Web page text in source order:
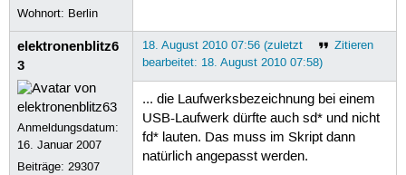
Wohnort: Berlin
elektronenblitz6
3
Anmeldungsdatum:
16. Januar 2007
Beiträge:29307
Zitieren
18. August 2010 07:56 (zuletzt
bearbeitet: 18. August 2010 07:58)
... die Laufwerksbezeichnung bei einem
USB-Laufwerk dürfte auch sd* und nicht
fd* lauten. Das muss im Skript dann
natürlich angepasst werden.